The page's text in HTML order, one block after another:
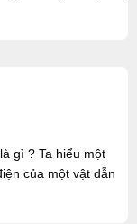
gì ? Ta hiểu một
của một vật dẫn